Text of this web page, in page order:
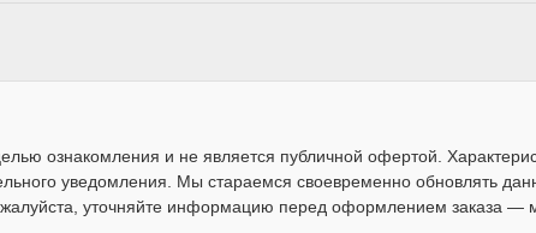
ознакомления и не является публичной офертой.
уведомления. Мы стараемся своевременно обновлять
уточняйте информацию перед оформлением заказа —